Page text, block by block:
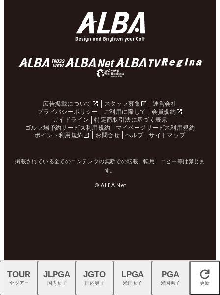
広告掲載について スタッフ募集
運営会社
プライバシーポリシー
ご利用に際して
会員規約
ガイドライン
特定商取引法に基づく表示
ゴルフ場予約サービス利用規約
マイページサービス利用規約
ポイント利用規約
お問合せ ヘルプ サイトマップ
掲載されている全てのコンテンツの無断での転載、転用、コピー等は禁じま
す。
© ALBA Net
閉じる
TOUR
全ツアー
JLPGA
国内女子
JGTO
国内男子
LPGA
米国女子
PGA
米国男子 更新